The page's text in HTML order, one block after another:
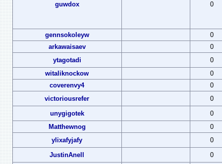
guwdox 0
gennsokoleyw
0
arkawaisaev
0
ytagotadi
0
witaliknockow
0
coverenvy4
0
victoriousrefer
0
unygigotek
0
Matthewnog
0
ylixafyjafy
0
JustinAnell
0